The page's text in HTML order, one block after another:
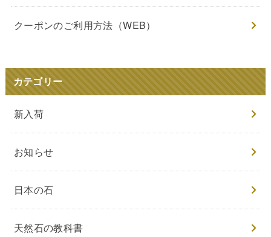
クーポンのご利用方法（WEB）
カテゴリー
新入荷
お知らせ
日本の石
天然石の教科書